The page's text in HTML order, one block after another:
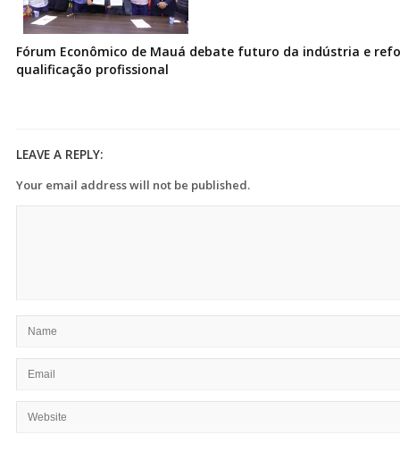
Fórum Econômico de Mauá debate futuro da indústria e
qualificação profissional
LEAVE A REPLY:
Your email address will not be published.